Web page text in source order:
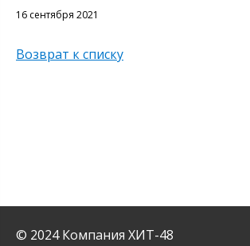
16 сентября 2021
Возврат к списку
© 2024 Компания ХИТ-48